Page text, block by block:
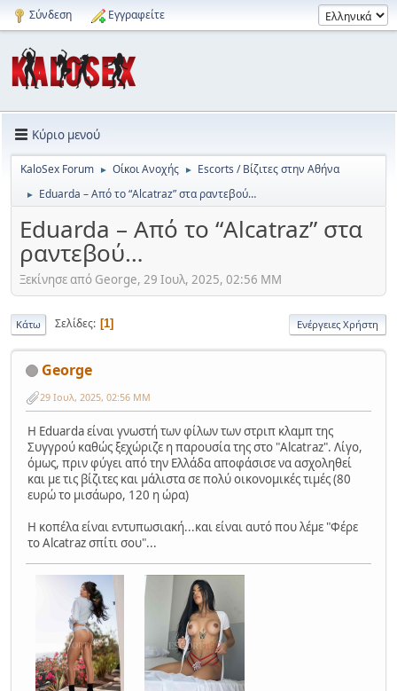
Σύνδεση Εγγραφείτε
Κύριο μενού
KaloSex Forum ► Οίκοι Ανοχής ► Escorts / Βίζιτες στην Αθήνα
► Eduarda – Από το “Alcatraz” στα ραντεβού…
Eduarda – Από το “Alcatraz” στα
ραντεβού…
Ξεκίνησε από George, 29 Ιουλ, 2025, 02:56 ΜΜ
Κάτω Σελίδες 1 Ενέργειες Χρήστη
George
29 Ιουλ, 2025, 02:56 ΜΜ
Η Eduarda είναι γνωστή των φίλων των στριπ κλαμπ της
Συγγρού καθώς ξεχώριζε η παρουσία της στο "Alcatraz". Λίγο,
όμως, πριν φύγει από την Ελλάδα αποφάσισε να ασχοληθεί
και με τις βίζιτες και μάλιστα σε πολύ οικονομικές τιμές (80
ευρώ το μισάωρο, 120 η ώρα)
Η κοπέλα είναι εντυπωσιακή...και είναι αυτό που λέμε "Φέρε
το Alcatraz σπίτι σου"...